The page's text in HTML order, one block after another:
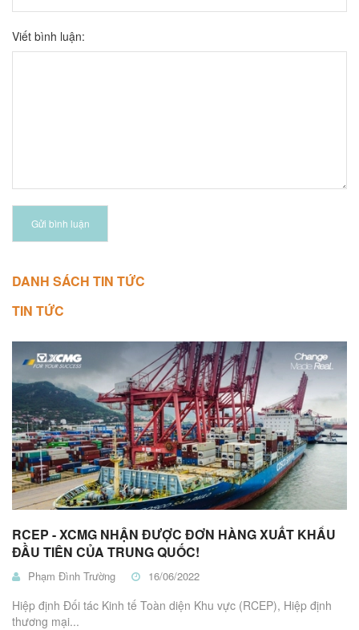
Viết bình luận:
Gửi bình luận
DANH SÁCH TIN TỨC
TIN TỨC
RCEP - XCMG NHẬN ĐƯỢC ĐƠN HÀNG XUẤT KHẨU
ĐẦU TIÊN CỦA TRUNG QUỐC!
Phạm Đình Trường 16/06/2022
Hiệp định Đối tác Kinh tế Toàn diện Khu vực (RCEP), Hiệp định
thương mại...